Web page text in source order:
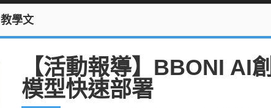
教學文
【活動報導】BBONI AI
模型快速部署